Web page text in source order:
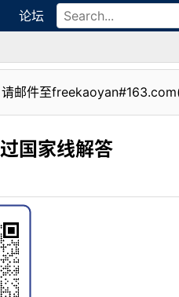
论坛
邮件至
国家线解答